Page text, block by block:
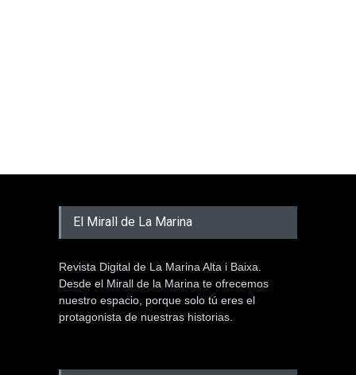
El Mirall de La Marina
Revista Digital de La Marina Alta i Baixa.
Desde el Mirall de la Marina te ofrecemos
nuestro espacio, porque solo tú eres el
protagonista de nuestras historias.